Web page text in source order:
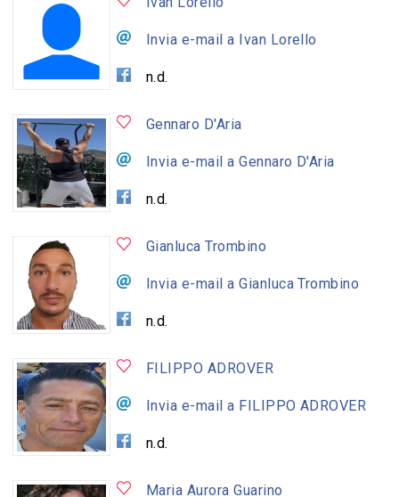
Invia e-mail a Ivan Lorello
n.d.
Gennaro D'Aria
Invia e-mail a Gennaro D'Aria
n.d.
Gianluca Trombino
Invia e-mail a Gianluca Trombino
n.d.
FILIPPO ADROVER
Invia e-mail a FILIPPO ADROVER
n.d.
Maria Aurora Guarino